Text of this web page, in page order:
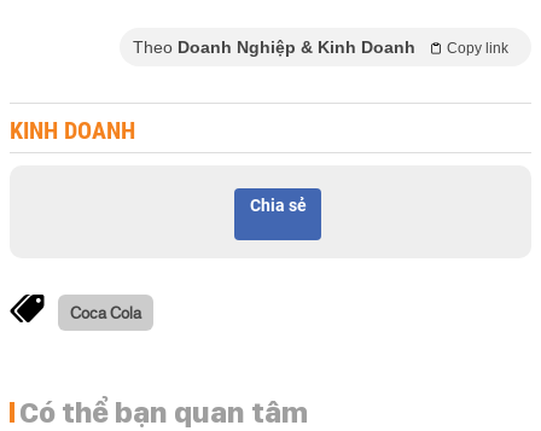
Theo Doanh Nghiệp & Kinh Doanh Copy link
KINH DOANH
Chia sẻ
Coca Cola
Có thể bạn quan tâm